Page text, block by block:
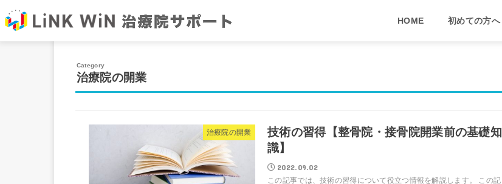
HOME 初めての方へ
治療院の開業
治療院の開業
技術の習得【整骨院・接骨院開業前の基礎知
識】
2022.09.02
この記事では、技術の習得について役立つ情報を解説します。 この記